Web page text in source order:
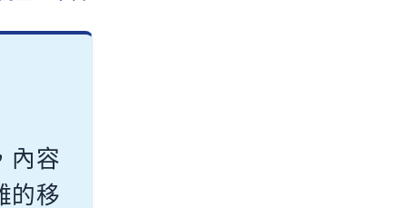
內容
的移